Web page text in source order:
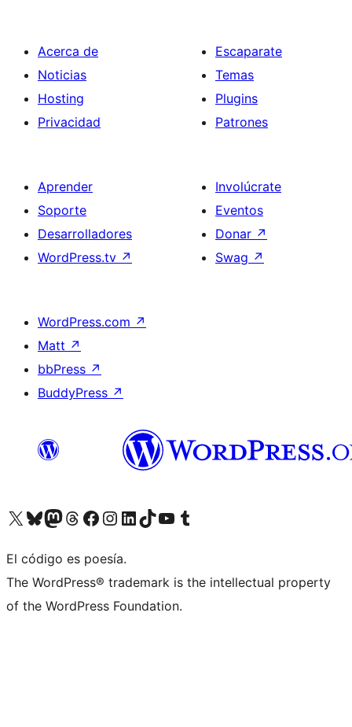
Acerca de
Noticias
Hosting
Privacidad
Escaparate
Temas
Plugins
Patrones
Aprender
Soporte
Desarrolladores
WordPress.tv ↗
Involúcrate
Eventos
Donar ↗
Swag ↗
WordPress.com ↗
Matt ↗
bbPress ↗
BuddyPress ↗
Visita nuestra cuenta de X (anteriormente Twitter)
Visita nuestra cuenta de Bluesky
Visita nuestra cuenta de Mastodon
Visita nuestra cuenta de Threads
Visita nuestra página de Facebook
Visita nuestra cuenta de Instagram
Visita nuestra cuenta de LinkedIn
Visita nuestra cuenta de TikTok
Visita nuestro canal de YouTube
Visita nuestra cuenta de Tumblr
El código es poesía.
The WordPress® trademark is the intellectual property
of the WordPress Foundation.